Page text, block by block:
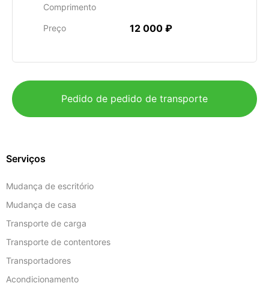
Comprimento
Preço 12 000 ₽
Pedido de pedido de transporte
Serviços
Mudança de escritório
Mudança de casa
Transporte de carga
Transporte de contentores
Transportadores
Acondicionamento